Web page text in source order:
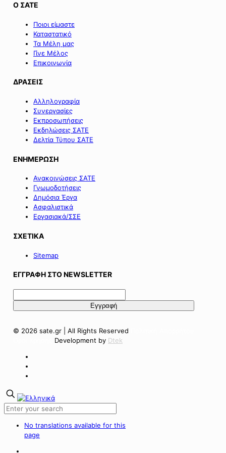
Ο ΣΑΤΕ
Ποιοι είμαστε
Καταστατικό
Τα Μέλη μας
Γίνε Μέλος
Επικοινωνία
ΔΡΑΣΕΙΣ
Αλληλογραφία
Συνεργασίες
Εκπροσωπήσεις
Εκδηλώσεις ΣΑΤΕ
Δελτία Τύπου ΣΑΤΕ
ΕΝΗΜΕΡΩΣΗ
Ανακοινώσεις ΣΑΤΕ
Γνωμοδοτήσεις
Δημόσια Έργα
Ασφαλιστικά
Εργασιακά/ΣΣΕ
ΣΧΕΤΙΚΑ
Sitemap
ΕΓΓΡΑΦΗ ΣΤΟ NEWSLETTER
© 2026 sate.gr | All Rights Reserved
Development by Dtek
No translations available for this
page